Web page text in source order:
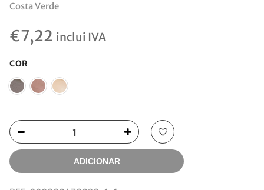
Costa Verde
€7,22 inclui IVA
COR
ADICIONAR